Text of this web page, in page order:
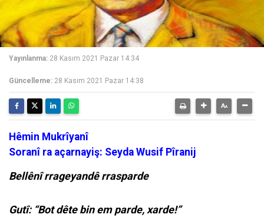
Yayınlanma: 28 Kasım 2021 Pazar 14:34
Güncelleme: 28 Kasım 2021 Pazar 14:38
Hêmin Mukrîyanî
Soranî ra açarnayiş: Seyda Wusif Pîranij
Bellênî rrageyandê rrasparde
Gutî: “Bot dête bin em parde, xarde!”